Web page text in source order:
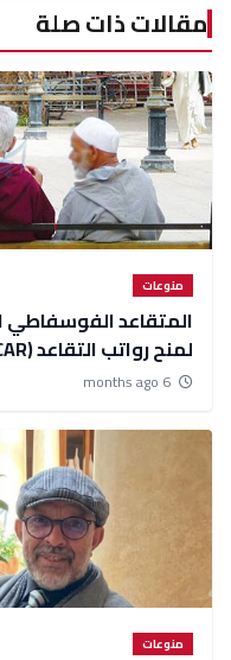
مقالات ذات صلة
منوعات
المتقاعد
لمنح رواتب التقاعد (RCAR)، في مواجهة التهميش
منوعات